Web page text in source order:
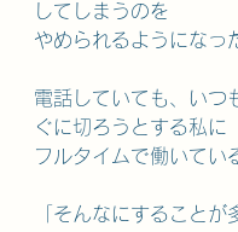
してしまうのを
やめられるようになっ
電話していても、いつ
ぐに切ろうとする私に
フルタイムで働いてい
「そんなにすることが